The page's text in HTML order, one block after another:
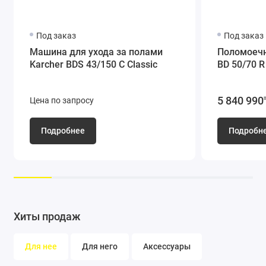
дисковой щеточного головой. Высокая производительность
благодаря большой рабочей ширине. Замена щеток
нажатием педали.
Компактный, узкий дизайн
Удобство транспортировки. Возможность оснащения
Под заказ
Машина для ухода за полами
Karcher BDS 43/150 C Classic
Цена по запросу
Подробнее
Под заказ
BD 50/70
5 840
Хиты продаж
Для нее Для него Аксессуары